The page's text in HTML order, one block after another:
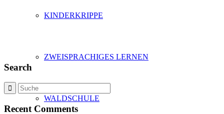
KINDERKRIPPE
ZWEISPRACHIGES LERNEN
WALDSCHULE
Search
Recent Comments